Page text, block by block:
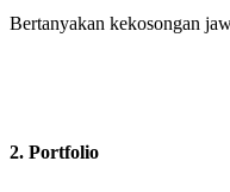
Bertanyakan kekosongan
2. Portfolio